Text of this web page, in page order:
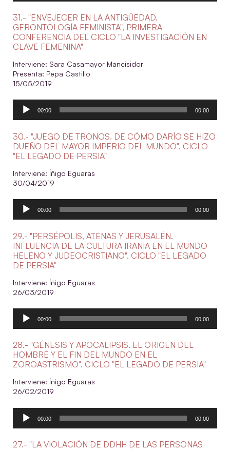
31.- "ENVEJECER EN LA ANTIGÜEDAD.
GERONTOLOGÍA FEMINISTA", PRIMERA
CONFERENCIA DEL CICLO "LA INVESTIGACIÓN EN
CLAVE FEMENINA"
Interviene: Sara Casamayor Mancisidor
Presenta: Pepa Castillo
15/05/2019
Reproductor
00:00 00:00
30.- "JUEGO DE TRONOS. DE CÓMO DARÍO SE HIZO
DUEÑO DEL MAYOR IMPERIO DEL MUNDO". CICLO
"EL LEGADO DE PERSIA"
Interviene: Íñigo Eguaras
30/04/2019
Reproductor
00:00 00:00
29.- "PERSÉPOLIS, ATENAS Y JERUSALÉN.
INFLUENCIA DE LA CULTURA IRANIA EN EL MUNDO
HELENO Y JUDEOCRISTIANO". CICLO "EL LEGADO
DE PERSIA"
Interviene: Íñigo Eguaras
26/03/2019
Reproductor
00:00 00:00
28.- "GÉNESIS Y APOCALIPSIS. EL ORIGEN DEL
HOMBRE Y EL FIN DEL MUNDO EN EL
ZOROASTRISMO". CICLO "EL LEGADO DE PERSIA"
Interviene: Íñigo Eguaras
26/02/2019
Reproductor
00:00 00:00
27.- "LA VIOLACIÓN DE DDHH DE LAS PERSONAS